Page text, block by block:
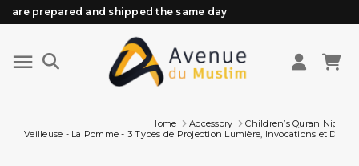
are prepared and shipped the same day
Free delivery from 89€ purchase*
Orders placed before 3 PM (Mon to Fri)
Home Accessory
Children’s Quran Night
Veilleuse - La Pomme - 3 Types de Projection Lumière, Invocations et Doua